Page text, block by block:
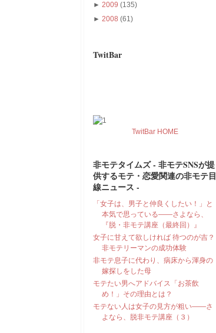
► 2009 (135)
► 2008 (61)
TwitBar
TwitBar HOME
非モテタイムズ - 非モテSNSが提
供するモテ・恋愛関連の非モテ目
線ニュース -
「女子は、男子と仲良くしたい！」と
本気で思っている――さよなら、
『脱・非モテ講座（最終回）』
女子に甘えて欲しければ 待つのが吉？
非モテリーマンの成功体験
非モテ息子に代わり、病床から渾身の
嫁探しをした母
モテたい男へアドバイス「お茶飲
め！」その理由とは？
モテない人は女子の見方が粗い――さ
よなら、脱非モテ講座（３）